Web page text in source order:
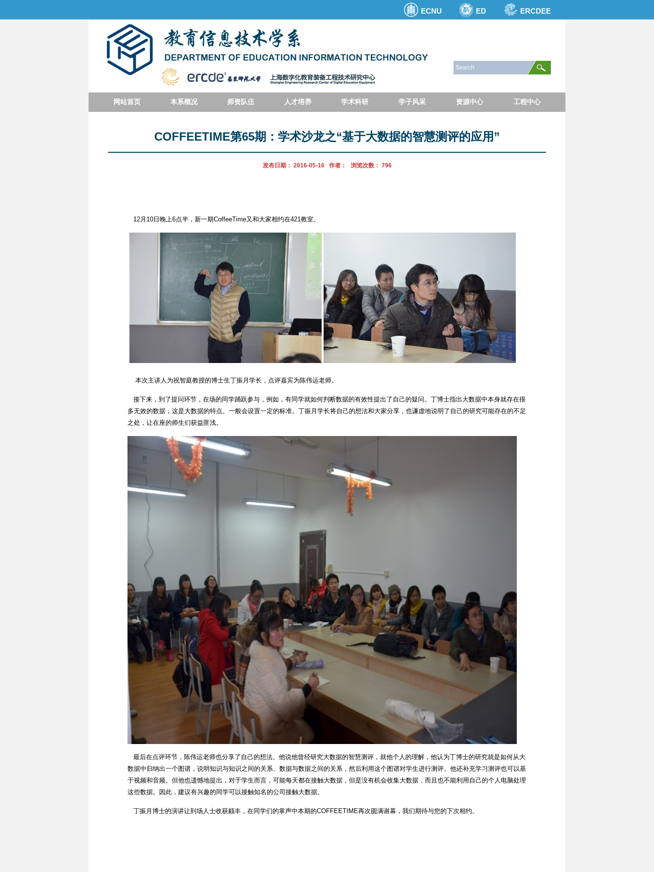
ERCDEE
ED
ECNU
网站首页 本系概况 师资队伍 人才培养 学术科研 学子风采 资源中心 工程中心
COFFEETIME第65期：学术沙龙之“基于大数据的智慧测评的应用”
发布日期： 2016-05-16 作者： 浏览次数： 796
12月 10 日晚上6点半，新一期CoffeeTime又和大家相约在421教室。
本次主讲人为祝智庭教授的博士生丁振月学长，点评嘉宾为陈伟运老师。
接下来，到了提问环节，在场的同学踊跃参与，例如，有同学就如何判断数据的有效性提出了自己的疑问。丁博士指出大数据中本身就存在很
多无效的数据，这是大数据的特点。一般会设置一定的标准。丁振月学长将自己的想法和大家分享，也谦虚地说明了自己的研究可能存在的不足
之处，让在座的师生们获益匪浅。
最后在点评环节，陈伟运老师也分享了自己的想法。他说他曾经研究大数据的智慧测评，就他个人的理解，他认为丁博士的研究就是如何从大
数据中归纳出一个图谱，说明知识与知识之间的关系、数据与数据之间的关系，然后利用这个图谱对学生进行测评。他还补充学习测评也可以基
于视频和音频。但他也遗憾地提出，对于学生而言，可能每天都在接触大数据，但是没有机会收集大数据，而且也不能利用自己的个人电脑处理
这些数据。因此，建议有兴趣的同学可以接触知名的公司接触大数据。
丁振月博士的演讲让到场人士收获颇丰，在同学们的掌声中本期的COFFEETIME再次圆满谢幕，我们期待与您的下次相约。